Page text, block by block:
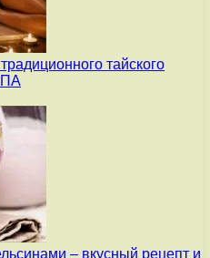
тайского
– вкусный рецепт и